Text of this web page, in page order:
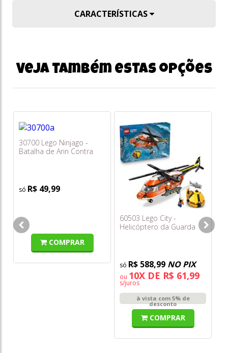
CARACTERÍSTICAS
Veja também estas opções
30700 Lego Ninjago -
Batalha de Arin Contra
R$ 49,99
COMPRAR
60503 Lego City -
Helicóptero da Guarda
R$ 588,99 NO PIX
ou 10X DE R$ 61,99
s/juros
à vista com 5% de
desconto
COMPRAR